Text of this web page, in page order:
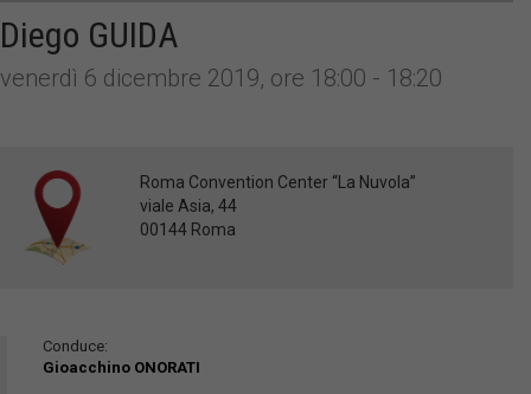
Diego GUIDA
venerdì 6 dicembre 2019, ore 18:00 - 18:20
Roma Convention Center “La Nuvola”
viale Asia, 44
00144 Roma
Conduce:
Gioacchino ONORATI